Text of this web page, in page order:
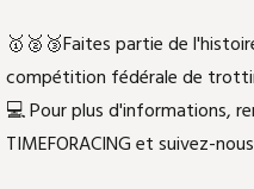
🥇🥈🥉Faites partie de
compétition fédérale de
💻 Pour plus d'informations,
TIMEFORACING et suivez-